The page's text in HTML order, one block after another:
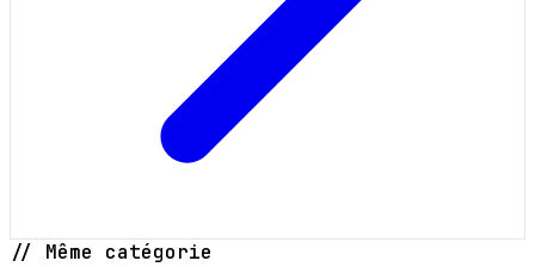
// Même catégorie